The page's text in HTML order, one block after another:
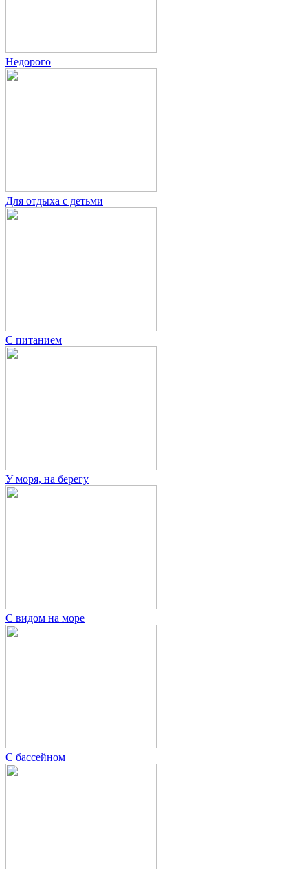
Недорого
Для отдыха с детьми
С питанием
У моря, на берегу
С видом на море
С бассейном